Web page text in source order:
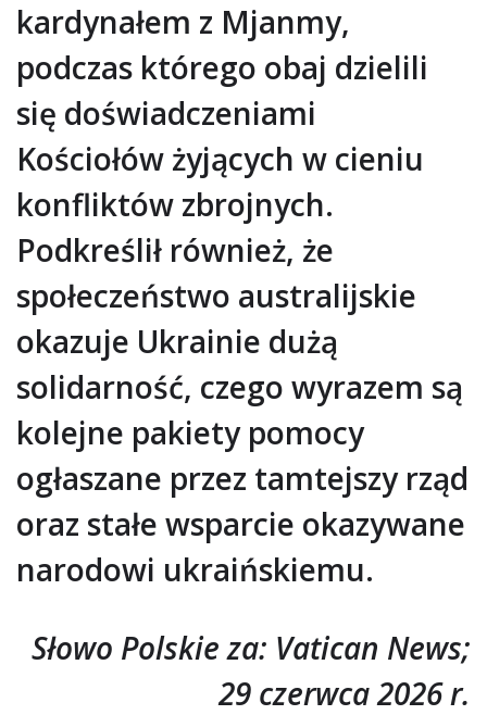
kardynałem z Mjanmy,
podczas którego obaj dzielili
się doświadczeniami
Kościołów żyjących w cieniu
konfliktów zbrojnych.
Podkreślił również, że
społeczeństwo australijskie
okazuje Ukrainie dużą
solidarność, czego wyrazem są
kolejne pakiety pomocy
ogłaszane przez tamtejszy rząd
oraz stałe wsparcie okazywane
narodowi ukraińskiemu.
Słowo Polskie za: Vatican News;
29 czerwca 2026 r.